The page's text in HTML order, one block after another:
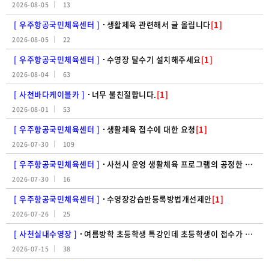
2026-08-05 13
[ 우주항공국민체육센터 ] 생활체육 관련해서 글 올립니다[1]
2026-08-05 22
[ 우주항공국민체육센터 ] 수영장 탈수기 설치해주세요[1]
2026-08-04 63
[ 사천바다케이블카 ] 너무 불친절합니다.[1]
2026-08-01 53
[ 우주항공국민체육센터 ] 생활체육 접수에 대한 요청[1]
2026-07-30 109
[ 우주항공국민체육센터 ] 사천시 운영 생활체육 프로그램의 공정한 참여 기회 보장을 위한 모집 방식 개선 요청
2026-07-30 16
[ 우주항공국민체육센터 ] 수영장강습반등록방법개선제안[1]
2026-07-26 25
[ 사천실내수영장 ] 여름방학 초등학생 특강인데 초등학생이 접수가 안된다?!
2026-07-15 38